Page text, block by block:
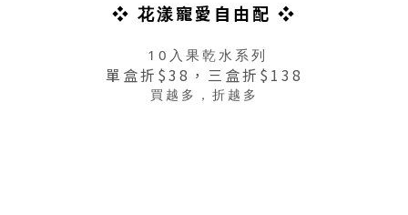
❖ 花漾寵愛自由配 ❖
10入果乾水系列
單盒折$38，三盒折$138
買越多，折越多